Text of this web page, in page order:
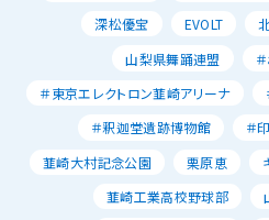
深松優宝
EVOLT
山梨県舞踊連盟
＃東京エレクトロン韮崎アリーナ
＃釈迦堂遺跡博物館
＃
韮崎大村記念公園
栗原恵
韮崎工業高校野球部